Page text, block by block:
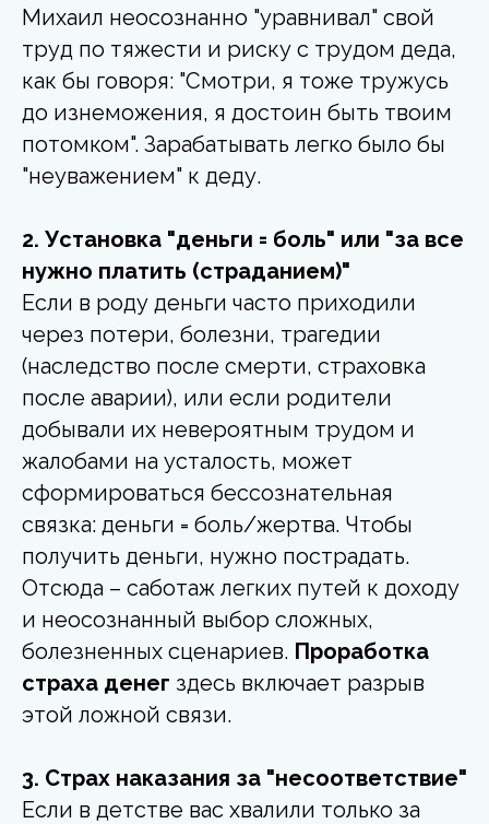
Михаил неосознанно "уравнивал" свой
труд по тяжести и риску с трудом деда,
как бы говоря: "Смотри, я тоже тружусь
до изнеможения, я достоин быть твоим
потомком". Зарабатывать легко было бы
"неуважением" к деду.
2. Установка "деньги = боль" или "за все
нужно платить (страданием)"
Если в роду деньги часто приходили
через потери, болезни, трагедии
(наследство после смерти, страховка
после аварии), или если родители
добывали их невероятным трудом и
жалобами на усталость, может
сформироваться бессознательная
связка: деньги = боль/жертва. Чтобы
получить деньги, нужно пострадать.
Отсюда – саботаж легких путей к доходу
и неосознанный выбор сложных,
болезненных сценариев. Проработка
страха денег здесь включает разрыв
этой ложной связи.
3. Страх наказания за "несоответствие"
Если в детстве вас хвалили только за